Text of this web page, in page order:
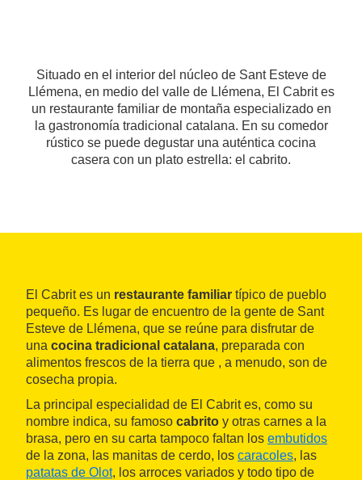
Situado en el interior del núcleo de Sant Esteve de
Llémena, en medio del valle de Llémena, El Cabrit es
un restaurante familiar de montaña especializado en
la gastronomía tradicional catalana. En su comedor
rústico se puede degustar una auténtica cocina
casera con un plato estrella: el cabrito.
El Cabrit es un restaurante familiar típico de pueblo
pequeño. Es lugar de encuentro de la gente de Sant
Esteve de Llémena, que se reúne para disfrutar de
una cocina tradicional catalana, preparada con
alimentos frescos de la tierra que , a menudo, son de
cosecha propia.
La principal especialidad de El Cabrit es, como su
nombre indica, su famoso cabrito y otras carnes a la
brasa, pero en su carta tampoco faltan los embutidos
de la zona, las manitas de cerdo, los caracoles, las
patatas de Olot, los arroces variados y todo tipo de